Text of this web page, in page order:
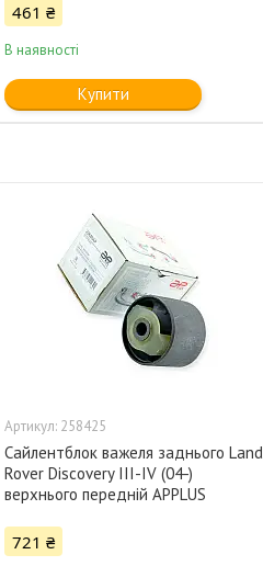
461 ₴
В наявності
Купити
258425
Сайлентблок важеля заднього Land
Rover Discovery III-IV (04-)
верхнього передній APPLUS
721 ₴